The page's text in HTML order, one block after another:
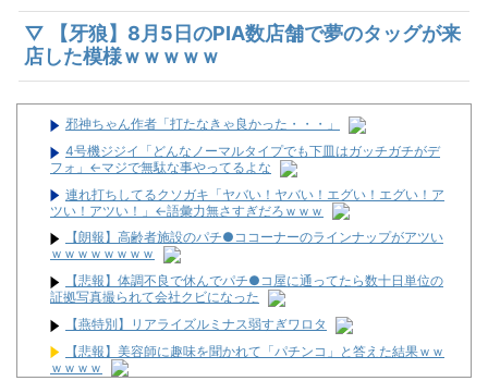
▽ 【牙狼】8月5日のPIA数店舗で夢のタッグが来
店した模様ｗｗｗｗｗ
邪神ちゃん作者「打たなきゃ良かった・・・」
4号機ジジイ「どんなノーマルタイプでも下皿はガッチガチがデ
フォ」←マジで無駄な事やってるよな
連れ打ちしてるクソガキ「ヤバい！ヤバい！エグい！エグい！ア
ツい！アツい！」←語彙力無さすぎだろｗｗｗ
【朗報】高齢者施設のパチ●ココーナーのラインナップがアツい
ｗｗｗｗｗｗｗｗ
【悲報】体調不良で休んでパチ●コ屋に通ってたら数十日単位の
証拠写真撮られて会社クビになった
【燕特別】リアライズルミナス弱すぎワロタ
【悲報】美容師に趣味を聞かれて「パチンコ」と答えた結果ｗｗ
ｗｗｗｗ